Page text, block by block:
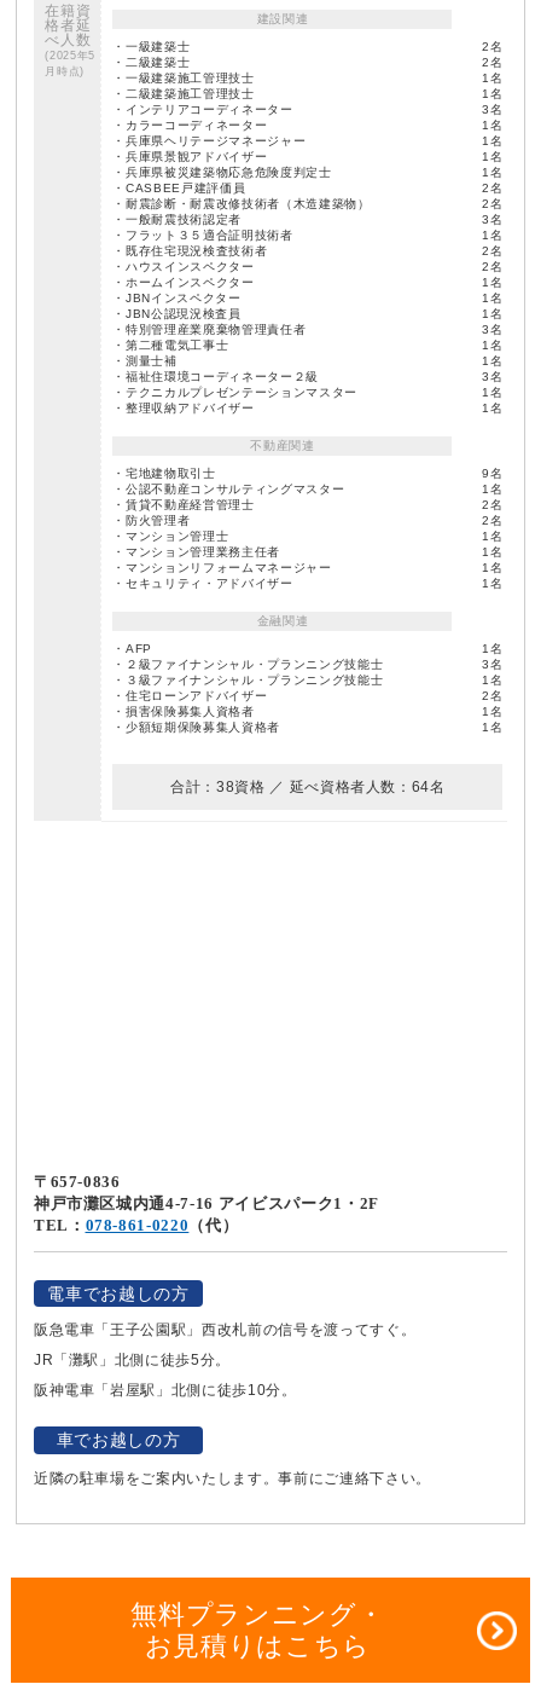
在籍資
格者延
べ人数
(2025年5
月時点)
建設関連
・一級建築士
2名
・二級建築士
2名
・一級建築施工管理技士
1名
・二級建築施工管理技士
1名
・インテリアコーディネーター
3名
・カラーコーディネーター
1名
・兵庫県ヘリテージマネージャー
1名
・兵庫県景観アドバイザー
1名
・兵庫県被災建築物応急危険度判定士
1名
・CASBEE戸建評価員
2名
・耐震診断・耐震改修技術者（木造建築物）
2名
・一般耐震技術認定者
3名
・フラット３５適合証明技術者
1名
・既存住宅現況検査技術者
2名
・ハウスインスペクター
2名
・ホームインスペクター
1名
・JBNインスペクター
1名
・JBN公認現況検査員
1名
・特別管理産業廃棄物管理責任者
3名
・第二種電気工事士
1名
・測量士補
1名
・福祉住環境コーディネーター２級
3名
・テクニカルプレゼンテーションマスター
1名
・整理収納アドバイザー
1名
不動産関連
・宅地建物取引士
9名
・公認不動産コンサルティングマスター
1名
・賃貸不動産経営管理士
2名
・防火管理者
2名
・マンション管理士
1名
・マンション管理業務主任者
1名
・マンションリフォームマネージャー
1名
・セキュリティ・アドバイザー
1名
金融関連
・AFP
1名
・２級ファイナンシャル・プランニング技能士
3名
・３級ファイナンシャル・プランニング技能士
1名
・住宅ローンアドバイザー
2名
・損害保険募集人資格者
1名
・少額短期保険募集人資格者
1名
合計：38資格 ／ 延べ資格者人数：64名
〒657-0836
神戸市灘区城内通4-7-16 アイビスパーク1・2F
TEL： 078-861-0220 （代）
電車でお越しの方
阪急電車「王子公園駅」西改札前の信号を渡ってすぐ。
JR「灘駅」北側に徒歩5分。
阪神電車「岩屋駅」北側に徒歩10分。
車でお越しの方
近隣の駐車場をご案内いたします。事前にご連絡下さい。
無料プランニング・
お見積りはこちら